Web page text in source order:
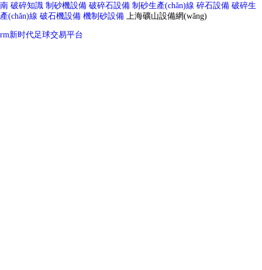
南 破碎知識 制砂機設備 破碎石設備 制砂生產(chǎn)線 碎石設備 破碎生
產(chǎn)線 破石機設備 機制砂設備 上海礦山設備網(wǎng)
rm新时代足球交易平台